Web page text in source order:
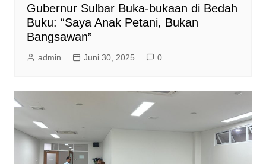
Gubernur Sulbar Buka-bukaan di Bedah
Buku: “Saya Anak Petani, Bukan
Bangsawan”
admin Juni 30, 2025 0